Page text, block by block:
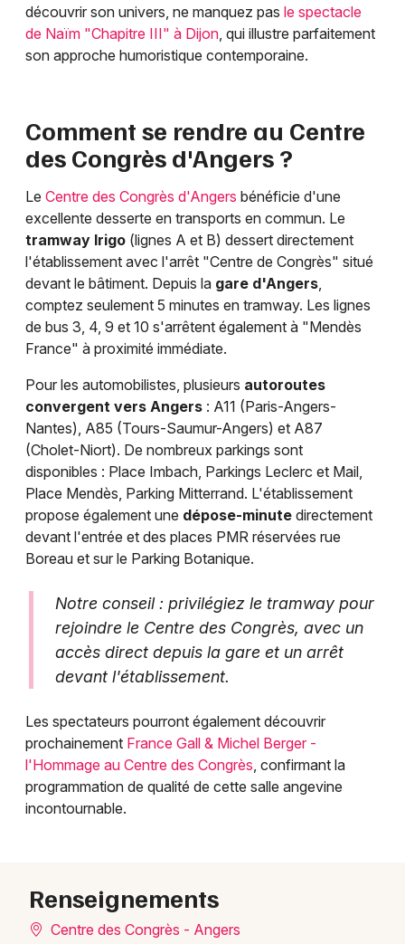
découvrir son univers, ne manquez pas le spectacle
de Naïm "Chapitre III" à Dijon, qui illustre parfaitement
son approche humoristique contemporaine.
Comment se rendre au Centre
des Congrès d'Angers ?
Le Centre des Congrès d'Angers bénéficie d'une
excellente desserte en transports en commun. Le
tramway Irigo (lignes A et B) dessert directement
l'établissement avec l'arrêt "Centre de Congrès" situé
devant le bâtiment. Depuis la gare d'Angers,
comptez seulement 5 minutes en tramway. Les lignes
de bus 3, 4, 9 et 10 s'arrêtent également à "Mendès
France" à proximité immédiate.
Pour les automobilistes, plusieurs autoroutes
convergent vers Angers : A11 (Paris-Angers-
Nantes), A85 (Tours-Saumur-Angers) et A87
(Cholet-Niort). De nombreux parkings sont
disponibles : Place Imbach, Parkings Leclerc et Mail,
Place Mendès, Parking Mitterrand. L'établissement
propose également une dépose-minute directement
devant l'entrée et des places PMR réservées rue
Boreau et sur le Parking Botanique.
Notre conseil : privilégiez le tramway pour
rejoindre le Centre des Congrès, avec un
accès direct depuis la gare et un arrêt
devant l'établissement.
Les spectateurs pourront également découvrir
prochainement France Gall & Michel Berger -
l'Hommage au Centre des Congrès, confirmant la
programmation de qualité de cette salle angevine
incontournable.
Renseignements
Centre des Congrès - Angers